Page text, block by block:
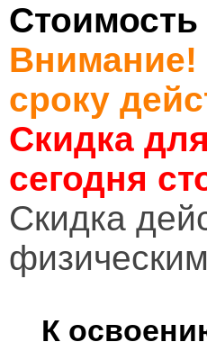
Внимание!
сроку
Скидка
сегодня
Cкидка
К